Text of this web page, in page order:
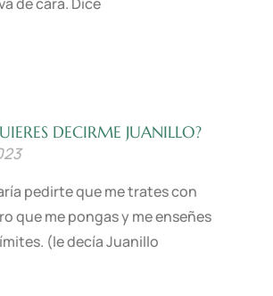
DECIRME JUANILLO?
pedirte que me trates con
que me pongas y me enseñes
(le decía Juanillo